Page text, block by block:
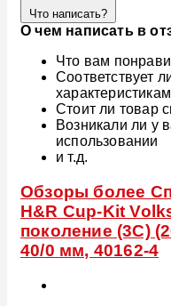
Что написать?
О чем написать в
Что вам
Соответствует
характеристикам
Стоит ли товар
Возникали ли у
использовании
и т.д.
Обзоры более
H&R Cup-Kit
поколение (3C)
40/0 мм, 40162-4